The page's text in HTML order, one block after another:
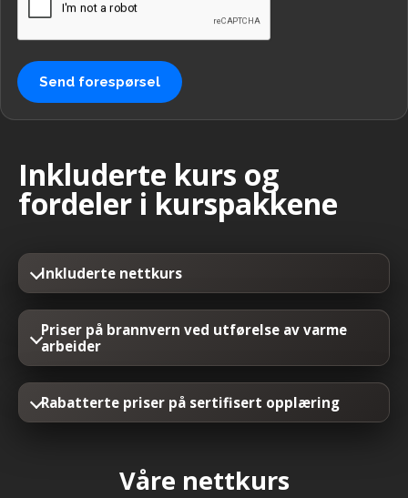
Send forespørsel
Inkluderte kurs og
fordeler i kurspakkene
Inkluderte nettkurs
Priser på brannvern ved utførelse av varme
arbeider
Rabatterte priser på sertifisert opplæring
Våre nettkurs